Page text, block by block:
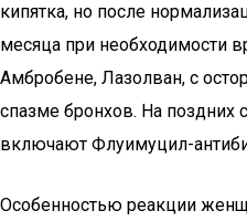
кипятка, но после
месяца при необходимости
Амбробене, Лазолван, с
спазме бронхов. На поздних
включают Флуимуцил-
Особенностью реакции